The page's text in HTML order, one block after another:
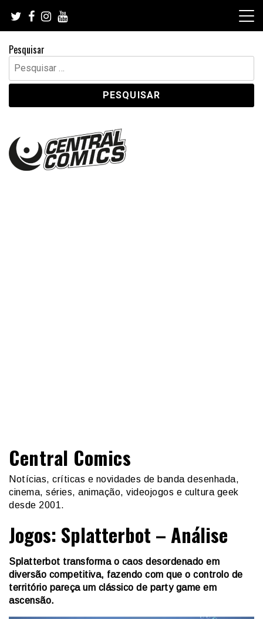
content
Pesquisar
Pesquisar
por:
Central Comics
Notícias, críticas e novidades de banda desenhada,
cinema, séries, animação, videojogos e cultura geek
desde 2001.
Jogos: Splatterbot – Análise
Splatterbot transforma o caos desordenado em
diversão competitiva, fazendo com que o controlo de
território pareça um clássico de party game em
ascensão.